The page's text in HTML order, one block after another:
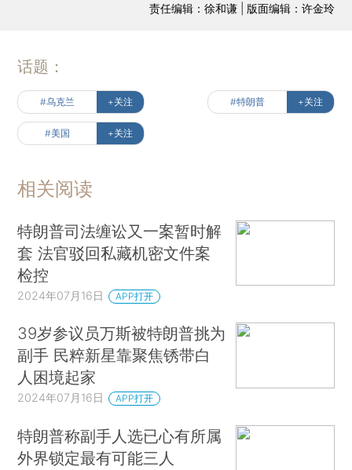
责任编辑：徐和谦 | 版面编辑：许金玲
话题：
#乌克兰 +关注 #特朗普 +关注
#美国 +关注
相关阅读
特朗普司法缠讼又一案暂时解
套 法官驳回私藏机密文件案
检控
2024年07月16日 APP打开
39岁参议员万斯被特朗普挑为
副手 民粹新星靠聚焦锈带白
人困境起家
2024年07月16日 APP打开
特朗普称副手人选已心有所属
外界锁定最有可能三人